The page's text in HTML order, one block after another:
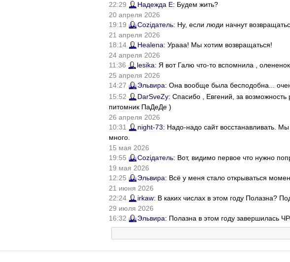
22:29
Надежда Е: Будем жить?
20 апреля 2026
19:19
Соziдатель: Ну, если люди начнут
21 апреля 2026
18:14
Healena: Урааа! Мы хотим возвращаться!
24 апреля 2026
11:36
lesika: Я вот Галю что-то вспомнила ,
25 апреля 2026
14:27
Эльвира: Она вообще была бесподобна...
15:52
DarSveZy: Спасибо , Евгений, за
питомник ПаДеДе )
26 апреля 2026
10:31
night-73: Надо-надо сайт восстанавливать.
много.
15 мая 2026
19:55
Соziдатель: Вот, видимо первое что нужно
19 мая 2026
12:25
Эльвира: Всё у меня стало открываться
21 июня 2026
22:24
irkaw: В каких числах в этом году Полазна?
29 июля 2026
16:32
Эльвира: Полазна в этом году завершилась